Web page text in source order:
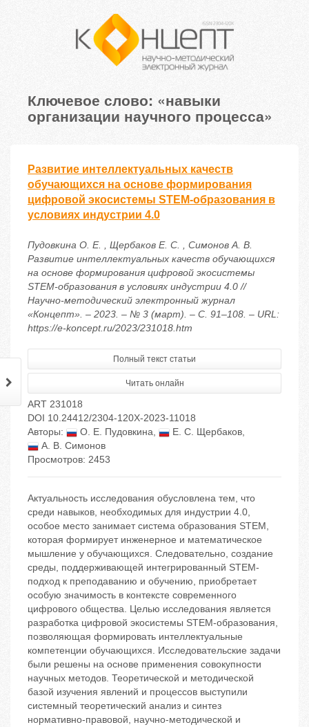
Ключевое слово: «навыки
организации научного процесса»
Развитие интеллектуальных качеств
обучающихся на основе формирования
цифровой экосистемы STEM-образования в
условиях индустрии 4.0
Пудовкина О. Е. , Щербаков Е. С. , Симонов А. В.
Развитие интеллектуальных качеств обучающихся
на основе формирования цифровой экосистемы
STEM-образования в условиях индустрии 4.0 //
Научно-методический электронный журнал
«Концепт». – 2023. – № 3 (март). – С. 91–108. – URL:
https://e-koncept.ru/2023/231018.htm
Полный текст статьи
Читать онлайн
ART 231018
DOI 10.24412/2304-120X-2023-11018
Авторы:
О. Е. Пудовкина, Е. С. Щербаков,
А. В. Симонов
Просмотров: 2453
Актуальность исследования обусловлена тем, что
среди навыков, необходимых для индустрии 4.0,
особое место занимает система образования STEM,
которая формирует инженерное и математическое
мышление у обучающихся. Следовательно, создание
среды, поддерживающей интегрированный STEM-
подход к преподаванию и обучению, приобретает
особую значимость в контексте современного
цифрового общества. Целью исследования является
разработка цифровой экосистемы STEM-образования,
позволяющая формировать интеллектуальные
компетенции обучающихся. Исследовательские задачи
были решены на основе применения совокупности
научных методов. Теоретической и методической
базой изучения явлений и процессов выступили
системный теоретический анализ и синтез
нормативно-правовой, научно-методической и